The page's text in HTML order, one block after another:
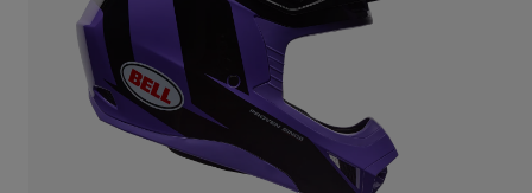
Adventure
Retro
Urban
BMX
Ersatzteile